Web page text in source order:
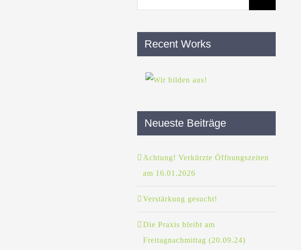
Recent Works
Neueste Beiträge
Achtung! Verkürzte Öffnungszeiten
am 16.01.2026
Verstärkung gesucht!
Die Praxis bleibt am
Freitagnachmittag (20.09.24)